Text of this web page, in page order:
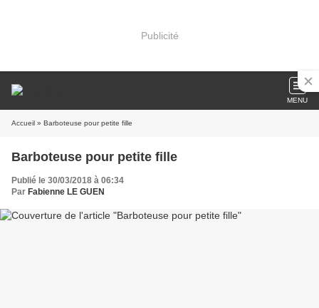
Publicité
MENU
Accueil » Barboteuse pour petite fille
Barboteuse pour petite fille
Publié le 30/03/2018 à 06:34
Par Fabienne LE GUEN